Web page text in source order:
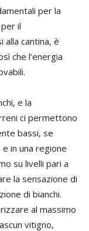
per la
il
alla cantina, è
che l’energia
e la
ci permettono
bassi, se
in una regione
su livelli pari a
la sensazione di
di bianchi.
al massimo
vitigno,